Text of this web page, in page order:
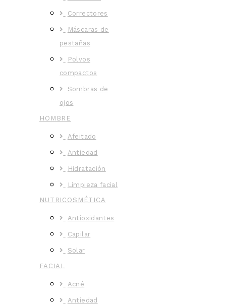
Correctores
Máscaras de
pestañas
Polvos
compactos
Sombras de
ojos
HOMBRE
Afeitado
Antiedad
Hidratación
Limpieza facial
NUTRICOSMÉTICA
Antioxidantes
Capilar
Solar
FACIAL
Acné
Antiedad